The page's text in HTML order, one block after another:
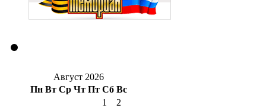
Август 2026
Пн Вт Ср Чт Пт Сб Вс
1
2